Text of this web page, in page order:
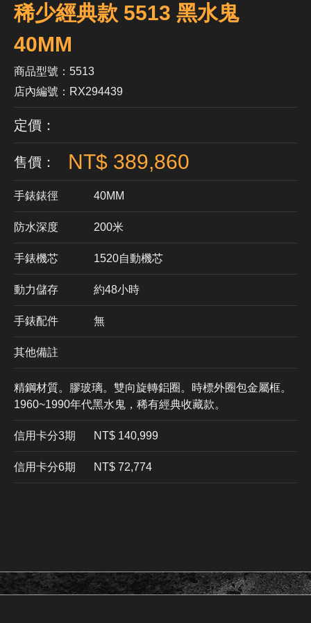
稀少經典款 5513 黑水鬼
40MM
商品型號：5513
店內編號：RX294439
定價：
售價： NT$ 389,860
手錶錶徑 40MM
防水深度 200米
手錶機芯 ​1520自動機芯
動力儲存 約48小時
手錶配件 無
其他備註
精鋼材質。膠玻璃。雙向旋轉鋁圈。時標外圈包金屬框。
1960~1990年代黑水鬼，稀有經典收藏款。
信用卡分3期 ​NT$ 140,999
信用卡分6期 NT$ 72,774